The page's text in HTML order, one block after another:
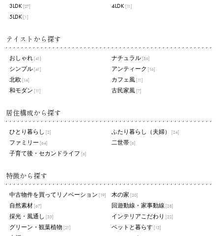
3LDK [27] 4LDK [11]
5LDK [1]
テイストから探す
おしゃれ [41] ナチュラル [56]
シンプル [41] アンティーク [16]
北欧 [14] カフェ風 [11]
和モダン [11] 古民家風 [7]
居住構成から探す
ひとり暮らし [2] ふたり暮らし（夫婦） [24]
ファミリー [64] 二世帯 [6]
子育て後・セカンドライフ [6]
特徴から探す
中古物件を買ってリノベーション [19] 木の家 [20]
自然素材 [67] 回遊動線・家事動線 [28]
採光・風通し [33] インテリアこだわり [22]
グリーン・観葉植物 [21] ペットと暮らす [13]